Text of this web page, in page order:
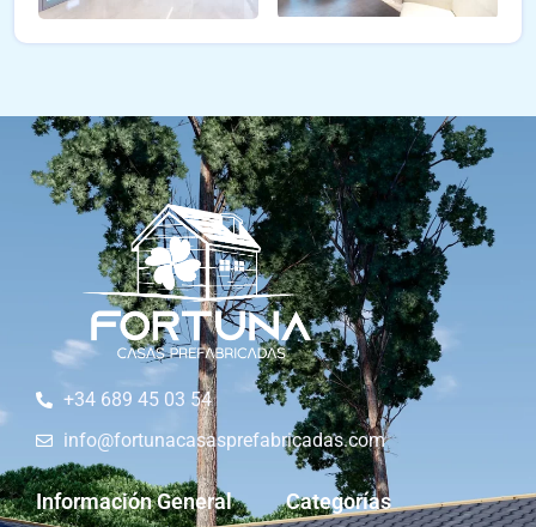
+34 689 45 03 54
info@fortunacasasprefabricadas.com
Información General Categorías